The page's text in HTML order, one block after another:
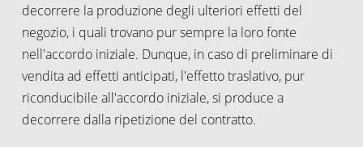
decorrere la produzione degli ulteriori effetti del
negozio, i quali trovano pur sempre la loro fonte
nell'accordo iniziale. Dunque, in caso di preliminare di
vendita ad effetti anticipati, l'effetto traslativo, pur
riconducibile all'accordo iniziale, si produce a
decorrere dalla ripetizione del contratto.